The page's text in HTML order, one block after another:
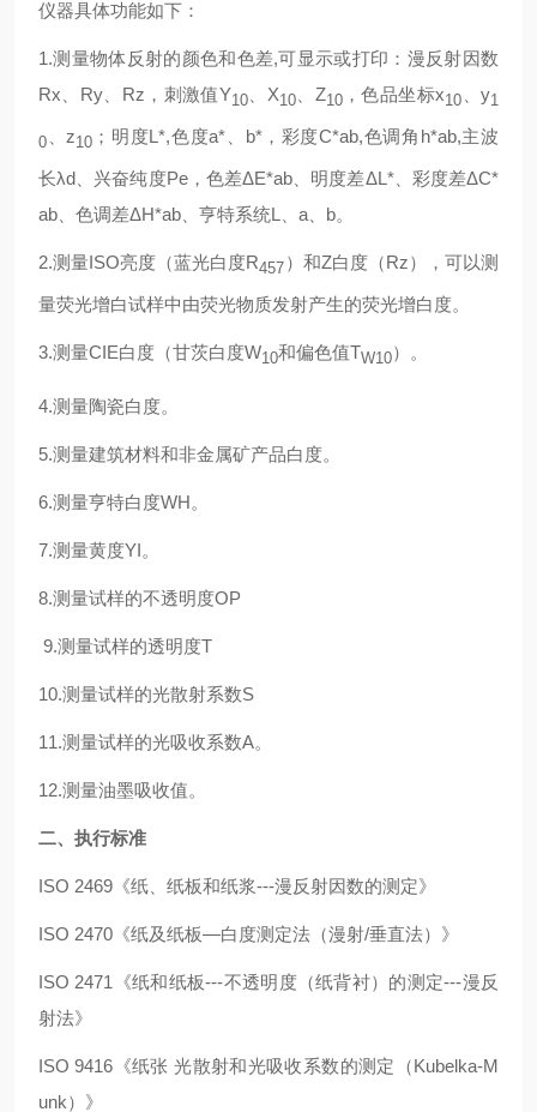
仪器具体功能如下：
1.测量物体反射的颜色和色差,可显示或打印：漫反射因数
Rx、Ry、Rz，刺激值Y10、X10、Z10，色品坐标x10 、y1
0 、z10 ；明度L*,色度a*、b*，彩度C*ab,色调角h*ab,主波
长λd、兴奋纯度Pe，色差ΔE*ab、明度差ΔL*、彩度差ΔC*
ab、色调差ΔH*ab、亨特系统L、a、b。
2.测量ISO亮度（蓝光白度R457 ）和Z白度（Rz），可以测
量荧光增白试样中由荧光物质发射产生的荧光增白度。
3.测量CIE白度（甘茨白度W10和偏色值TW10）。
4.测量陶瓷白度。
5.测量建筑材料和非金属矿产品白度。
6.测量亨特白度WH。
7.测量黄度YI。
8.测量试样的不透明度OP
9.测量试样的透明度T
10.测量试样的光散射系数S
11.测量试样的光吸收系数A。
12.测量油墨吸收值。
二、执行标准
ISO 2469 《纸、纸板和纸浆---漫反射因数的测定》
ISO 2470 《纸及纸板—白度测定法（漫射/垂直法） 》
ISO 2471《纸和纸板---不透明度（纸背衬）的测定---漫反
射法》
ISO 9416《纸张 光散射和光吸收系数的测定（Kubelka-M
unk）》